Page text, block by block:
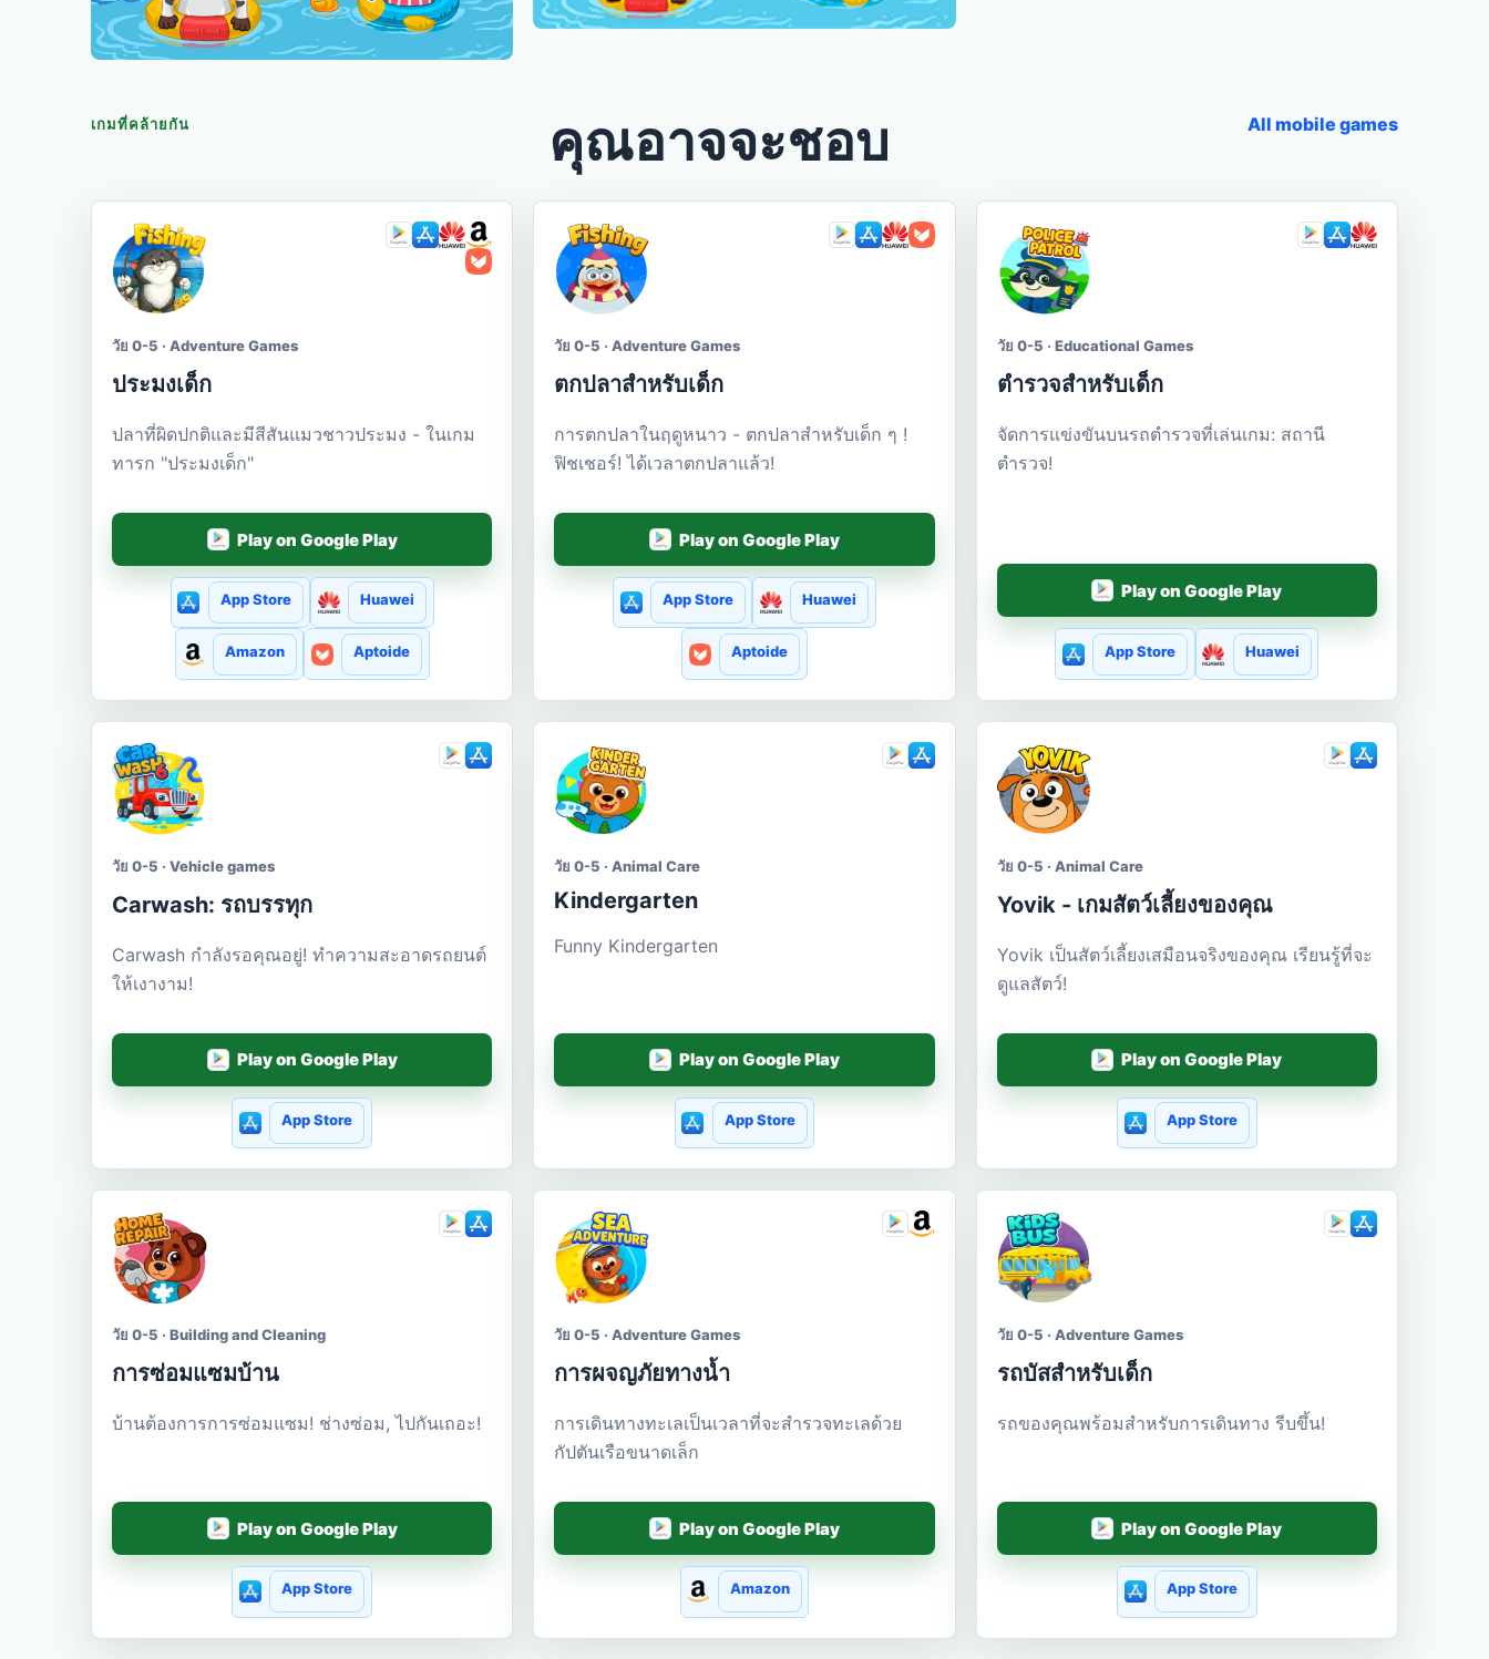
เกมที่คล้ายกัน คุณอาจจะชอบ All mobile games
วัย 0-5 · Adventure Games
ประมงเด็ก
ปลาที่ผิดปกติและมีสีสันแมวชาวประมง - ในเกม
ทารก "ประมงเด็ก"
Play on Google Play
App Store Huawei
Amazon Aptoide
วัย 0-5 · Adventure Games
ตกปลาสำหรับเด็ก
การตกปลาในฤดูหนาว - ตกปลาสำหรับเด็ก ๆ !
ฟิชเชอร์! ได้เวลาตกปลาแล้ว!
Play on Google Play
App Store Huawei
Aptoide
วัย 0-5 · Educational Games
ตำรวจสำหรับเด็ก
จัดการแข่งขันบนรถตำรวจที่เล่นเกม: สถานี
ตำรวจ!
Play on Google Play
App Store Huawei
วัย 0-5 · Vehicle games
Carwash: รถบรรทุก
Carwash กำลังรอคุณอยู่! ทำความสะอาดรถยนต์
ให้เงางาม!
Play on Google Play
App Store
วัย 0-5 · Animal Care
Kindergarten
Funny Kindergarten
Play on Google Play
App Store
วัย 0-5 · Animal Care
Yovik - เกมสัตว์เลี้ยงของคุณ
Yovik เป็นสัตว์เลี้ยงเสมือนจริงของคุณ เรียนรู้ที่จะ
ดูแลสัตว์!
Play on Google Play
App Store
วัย 0-5 · Building and Cleaning
การซ่อมแซมบ้าน
บ้านต้องการการซ่อมแซม! ช่างซ่อม, ไปกันเถอะ!
Play on Google Play
App Store
วัย 0-5 · Adventure Games
การผจญภัยทางน้ำ
การเดินทางทะเลเป็นเวลาที่จะสำรวจทะเลด้วย
กัปตันเรือขนาดเล็ก
Play on Google Play
Amazon
วัย 0-5 · Adventure Games
รถบัสสำหรับเด็ก
รถของคุณพร้อมสำหรับการเดินทาง รีบขึ้น!
Play on Google Play
App Store